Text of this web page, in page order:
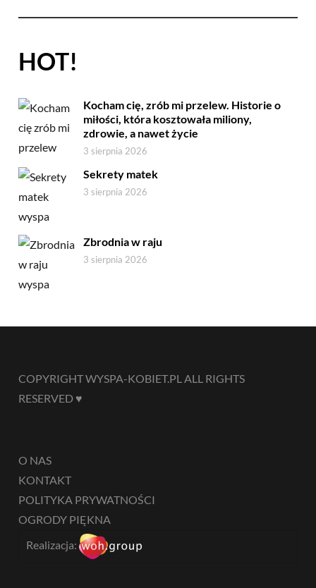
HOT!
Kocham cię, zrób mi przelew. Historie o
miłości, która kosztowała miliony,
zdrowie, a nawet życie
3 sierpnia 2026
Sekrety matek
3 sierpnia 2026
Zbrodnia w raju
3 sierpnia 2026
COPYRIGHT WYSPA-KOBIET.PL ALL RIGHTS
RESERVED ♥
O NAS
KONTAKT
POLITYKA PRYWATNOŚCI
OGRODY PIĘKNA
Realizacja: